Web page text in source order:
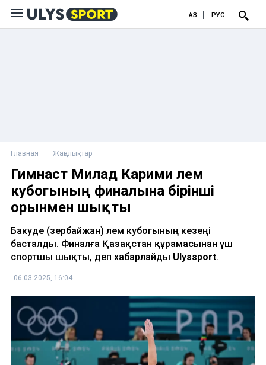
ҚАЗ РУС
Главная Жаңалықтар
Гимнаст Милад Карими әлем
кубогының финалына бірінші
орынмен шықты
Бакуде (Әзербайжан) Әлем кубогының кезеңі
басталды. Финалға Қазақстан құрамасынан үш
спортшы шықты, деп хабарлайды Ulyssport.
06.03.2025, 16:04